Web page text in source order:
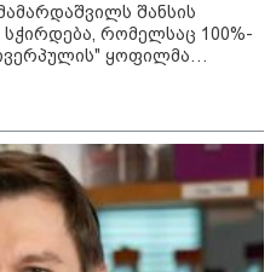
- დონალდ
Patriot-ის
შანსის
რომელსაც 100%-
ყოფილმა